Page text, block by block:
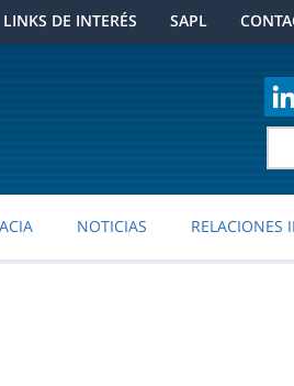
LINKS DE INTERÉS SAPL
NOTICIAS RELACIONES